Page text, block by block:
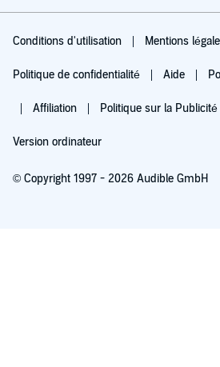
Conditions d'utilisation Mentions
Politique de confidentialité Aide
Affiliation Politique sur la Publicité
Version ordinateur
© Copyright 1997 - 2026 Audible GmbH